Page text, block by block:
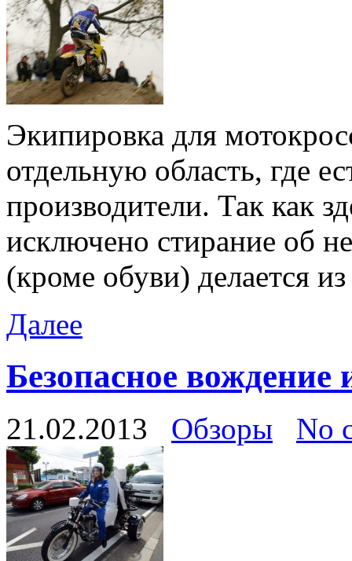
Экипировка для
отдельную область, где
производители. Так как
исключено стирание об
(кроме обуви) делается из
Далее
Безопасное вождение
21.02.2013 Обзоры No